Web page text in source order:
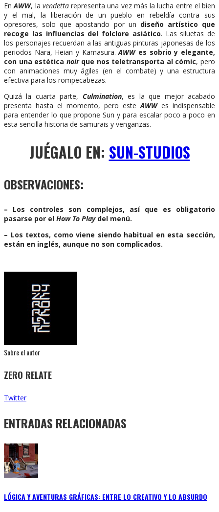
EnAWW, la vendettarepresenta una vez más la lucha entre el bien
y el mal, la liberación de un pueblo en rebeldía contra sus
opresores, solo que apostando por un diseño artístico que
recoge las influencias del folclore asiático. Las siluetas de
los personajes recuerdan a las antiguas pinturas japonesas de los
periodos Nara, Heian y Kamasura.AWWes sobrio y elegante,
con una estética noirque nos teletransporta al cómic, pero
con animaciones muy ágiles (en el combate) y una estructura
efectiva para los rompecabezas.
Quizá la cuarta parte, Culmination, es la que mejor acabado
presenta hasta el momento, pero este AWWes indispensable
para entender lo que propone Sun y para escalar poco a poco en
esta sencilla historia de samurais y venganzas.
JUÉGALO EN: SUN-STUDIOS
OBSERVACIONES:
– Los controles son complejos, así que es obligatorio
pasarse por el How To Playdel menú.
– Los textos, como viene siendo habitual en esta sección,
están en inglés, aunque no son complicados.
Sobre el autor
ZERO RELATE
Twitter
ENTRADAS RELACIONADAS
LÓGICA Y AVENTURAS GRÁFICAS: ENTRE LO CREATIVO Y LO ABSURDO